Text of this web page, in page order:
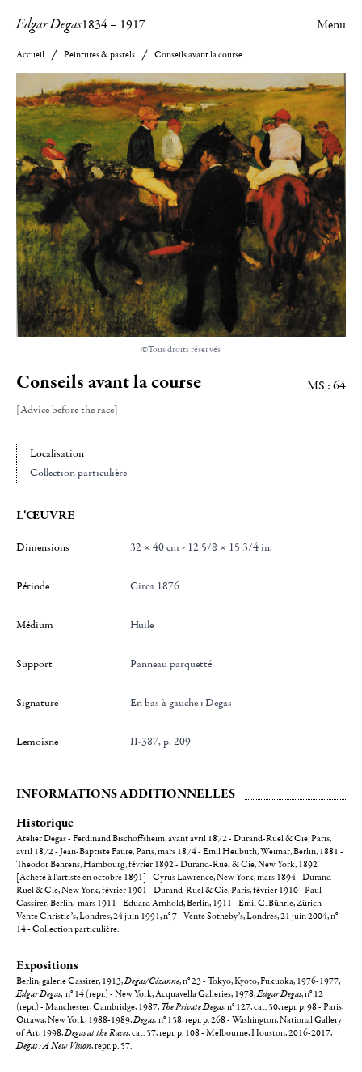
Edgar Degas1834– 1917 Menu
Accueil Peintures & pastels Conseils avant la course
©Tous droits réservés
Conseils avant la course
[Advice before the race]
MS : 64
Localisation
Collection particulière
L'ŒUVRE
Dimensions 32 × 40 cm - 12 5/8 × 15 3/4 in.
Période Circa 1876
Médium Huile
Support Panneau parquetté
Signature en bas à gauche : Degas
Lemoisne II-387, p. 209
INFORMATIONS ADDITIONNELLES
Historique
Atelier Degas - Ferdinand Bischoffsheim, avant avril 1872 - Durand-Ruel & Cie, Paris,
avril 1872 - Jean-Baptiste Faure, Paris, mars 1874 - Emil Heilbuth, Weimar, Berlin, 1881 -
Theodor Behrens, Hambourg, février 1892 - Durand-Ruel & Cie, New York, 1892
[Acheté à l'artiste en octobre 1891] - Cyrus Lawrence, New York, mars 1894 - Durand-
Ruel & Cie, New York, février 1901 - Durand-Ruel & Cie, Paris, février 1910 - Paul
Cassirer, Berlin, mars 1911 - Eduard Arnhold, Berlin, 1911 - Emil G. Bührle, Zürich -
Vente Christie’s, Londres, 24 juin 1991, n° 7 - Vente Sotheby’s, Londres, 21 juin 2004, n°
14 - Collection particulière.
Expositions
Berlin, galerie Cassirer, 1913,Degas/Cézanne, n° 23 - Tokyo, Kyoto, Fukuoka, 1976-1977,
Edgar Degas, n° 14 (repr.) - New York, Acquavella Galleries, 1978,Edgar Degas, n° 12
(repr.) - Manchester, Cambridge, 1987, The Private Degas, n° 127, cat. 50, repr. p. 98 - Paris,
Ottawa, New York, 1988-1989,Degas, n° 158, repr. p. 268 - Washington, National Gallery
of Art, 1998,Degas at the Races, cat. 57, repr. p. 108 - Melbourne, Houston, 2016-2017,
Degas : A New Vision, repr. p. 57.